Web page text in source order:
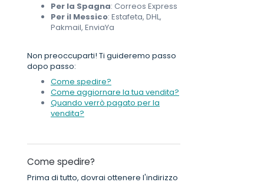
Per la Spagna: Correos Express
Per il Messico: Estafeta, DHL,
Pakmail, EnviaYa
Non preoccuparti! Ti guideremo passo
dopo passo:
Come spedire?
Come aggiornare la tua vendita?
Quando verrò pagato per la
vendita?
Come spedire?
Prima di tutto, dovrai ottenere l'indirizzo